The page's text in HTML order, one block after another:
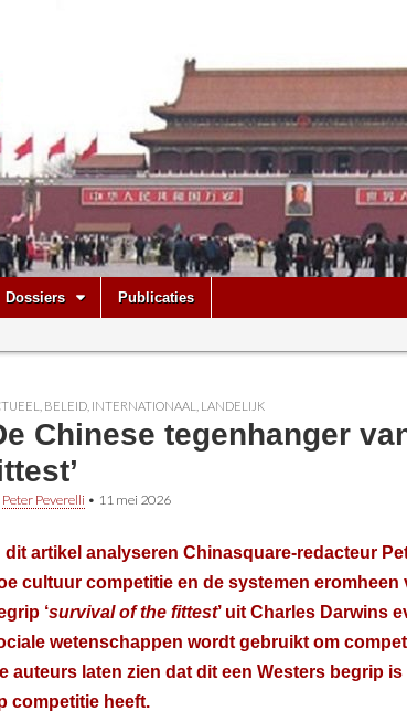
Dossiers Publicaties
BELEID INTERNATIONAAL LANDELIJK
Chinese tegenhanger
Peter Peverelli • 11 mei 2026
dit artikel analyseren Chinasquare-redacteur
cultuur competitie en de systemen
‘survival of the fittest’ uit Charles Darwins
wetenschappen wordt gebruikt om
auteurs laten zien dat dit een Westers begrip
competitie heeft.